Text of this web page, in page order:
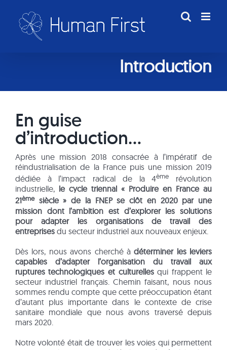
contenu
Introduction
En guise
d’introduction…
Après une mission 2018 consacrée à l’impératif de
réindustrialisation de la France puis une mission 2019
dédiée à l’impact radical de la 4ème
révolution
industrielle, le cycle triennal « Produire en France au
21èmesiècle » de la FNEP se clôt en 2020 par une
mission dont l’ambition est d’explorer les solutions
pour adapter les organisations de travail
des
entreprisesdu secteur industriel aux nouveaux enjeux.
Dès lors, nous avons cherché àdéterminer les leviers
capables d’adapter l’organisation du travail aux
ruptures technologiques et culturelles qui frappent le
secteur industriel français. Chemin faisant, nous nous
sommes rendu compte que cette préoccupation étant
d’autant plus importante dans le contexte de crise
sanitaire mondiale que nous avons traversé depuis
mars 2020.
Notre volonté était de trouver les voies qui permettent